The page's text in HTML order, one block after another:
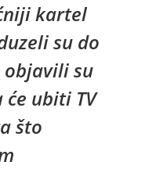
kartel
su do
objavili su
ubiti TV
što